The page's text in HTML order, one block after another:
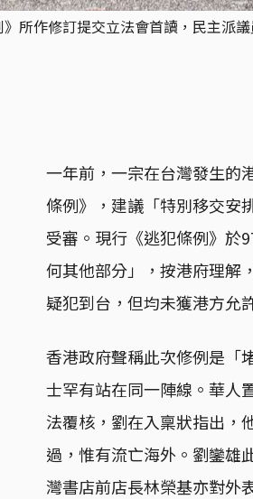
所作修訂提交立法會首讀，民主派
一年前，一宗在台灣發生的
條例》，建議「特別移交安
受審。現行《逃犯條例》於
何其他部分」，按港府理解
疑犯到台，但均未獲港方允
香港政府聲稱此次修例是「
士罕有站在同一陣線。華人
法覆核，劉在入稟狀指出，
過，惟有流亡海外。劉鑾雄
灣書店前店長林榮基亦對外